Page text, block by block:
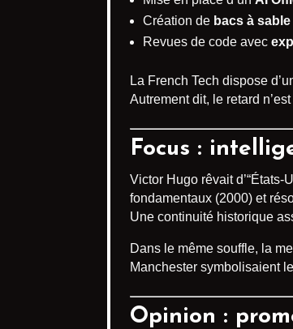
Création de bacs à
Revues de code avec
La French Tech dispose
Autrement dit, le retard
Focus :
Victor Hugo rêvait d’“États-
fondamentaux (2000) et
Une continuité historique
Dans le même souffle, la
Manchester symbolisaient
Opinion :